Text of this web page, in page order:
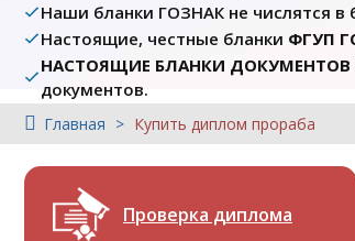
Наши бланки ГОЗНАК не числятся в
Настоящие, честные бланки ФГУП
НАСТОЯЩИЕ БЛАНКИ ДОКУМЕНТОВ
документов.
Главная Купить диплом прораба
Проверка диплома